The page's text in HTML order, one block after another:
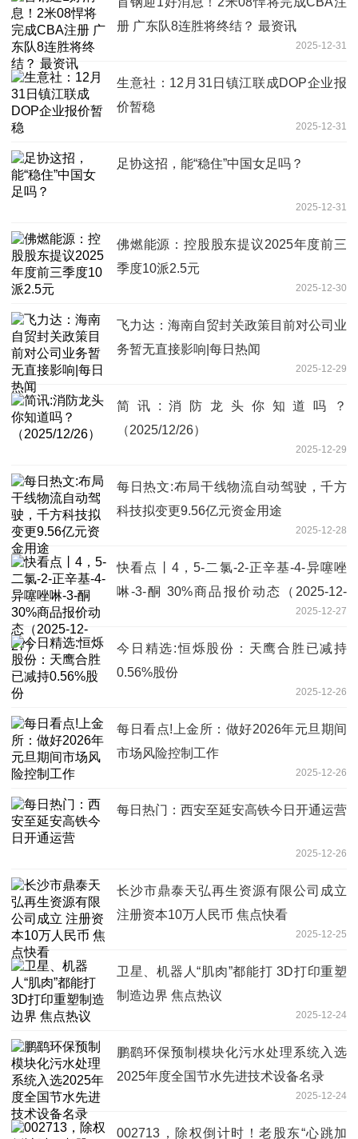
册 广东队8连胜将终结？ 最资讯
2025-12-31
生意社：12月31日镇江联成DOP企业报
价暂稳
2025-12-31
足协这招，能“稳住”中国女足吗？
2025-12-31
佛燃能源：控股股东提议2025年度前三
季度10派2.5元
2025-12-30
飞力达：海南自贸封关政策目前对公司业
务暂无直接影响|每日热闻
2025-12-29
简讯:消防龙头你知道吗？
（2025/12/26）
2025-12-29
每日热文:布局干线物流自动驾驶，千方
科技拟变更9.56亿元资金用途
2025-12-28
快看点丨4，5-二氯-2-正辛基-4-异噻唑
啉-3-酮 30%商品报价动态（2025-12-
2025-12-27
今日精选:恒烁股份：天鹰合胜已减持
0.56%股份
2025-12-26
每日看点!上金所：做好2026年元旦期间
市场风险控制工作
2025-12-26
每日热门：西安至延安高铁今日开通运营
2025-12-26
长沙市鼎泰天弘再生资源有限公司成立
注册资本10万人民币 焦点快看
2025-12-25
卫星、机器人“肌肉”都能打 3D打印重塑
制造边界 焦点热议
2025-12-24
鹏鹞环保预制模块化污水处理系统入选
2025年度全国节水先进技术设备名录
2025-12-24
002713，除权倒计时！老股东“心跳加